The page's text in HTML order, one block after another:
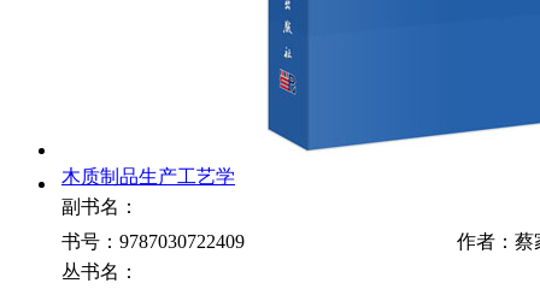
木质制品生产工艺学
副书名：
书号：9787030722409
作者：蔡
丛书名：